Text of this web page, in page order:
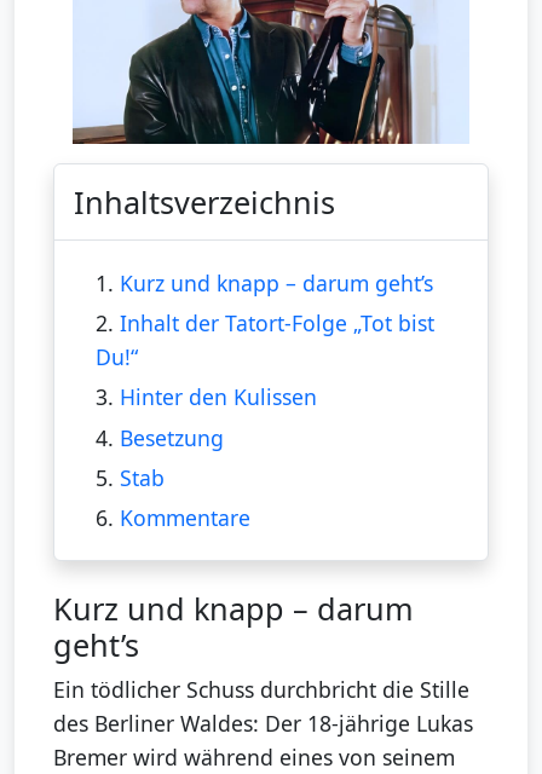
Inhaltsverzeichnis
1. Kurz und knapp – darum geht’s
2. Inhalt der Tatort-Folge „Tot bist
Du!“
3. Hinter den Kulissen
4. Besetzung
5. Stab
6. Kommentare
Kurz und knapp – darum
geht’s
Ein tödlicher Schuss durchbricht die Stille
des Berliner Waldes: Der 18-jährige Lukas
Bremer wird während eines von seinem